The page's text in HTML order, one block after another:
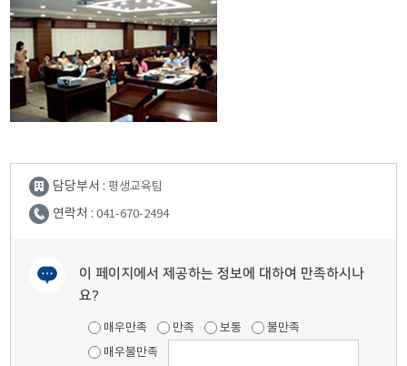
담당부서 : 평생교육팀
연락처 : 041-670-2494
이 페이지에서 제공하는 정보에 대하여 만족하시나
요?
매우만족 만족 보통
불만족
매우불만족